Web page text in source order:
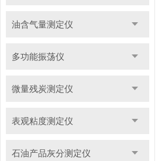
油含气量测定仪
多功能振荡仪
微量残炭测定仪
表观粘度测定仪
石油产品灰分测定仪